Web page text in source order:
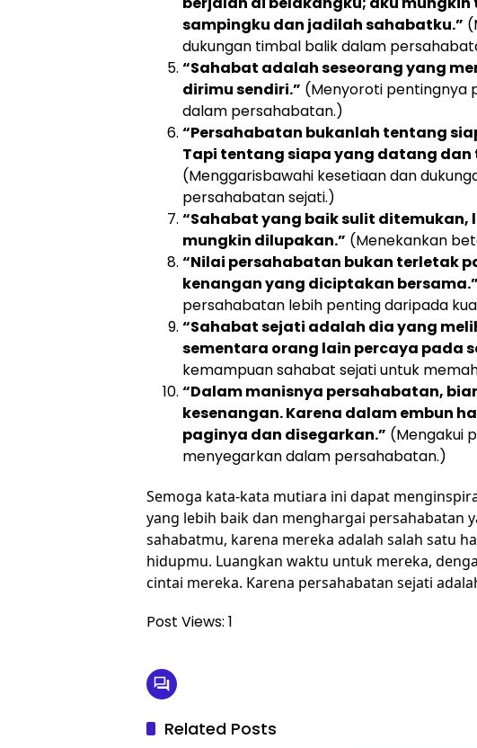
sampingku dan jadilah sahabatku.”
dukungan timbal balik dalam
“Sahabat adalah seseorang yang
dirimu sendiri.” (Menyoroti pentingnya
dalam persahabatan.)
“Persahabatan bukanlah tentang
Tapi tentang siapa yang datang
(Menggarisbawahi kesetiaan dan
persahabatan sejati.)
“Sahabat yang baik sulit
mungkin dilupakan.” (Menekankan
“Nilai persahabatan bukan terletak
kenangan yang diciptakan bersama.”
persahabatan lebih penting daripada
“Sahabat sejati adalah dia yang
sementara orang lain percaya pada
kemampuan sahabat sejati untuk
“Dalam manisnya persahabatan,
kesenangan. Karena dalam embun
paginya dan disegarkan.” (Mengakui
menyegarkan dalam persahabatan.)
Semoga kata-kata mutiara ini dapat
yang lebih baik dan menghargai persahabatan
sahabatmu, karena mereka adalah salah satu
hidupmu. Luangkan waktu untuk mereka,
cintai mereka. Karena persahabatan sejati
Post Views: 1
Related Posts